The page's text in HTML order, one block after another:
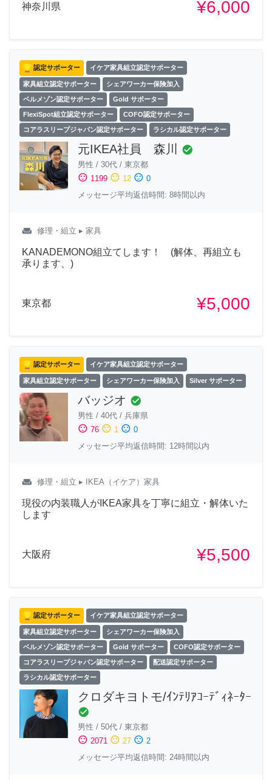
神奈川県 ¥6,000
認定サポーター イケア家具組立認定サポーター
家具組立認定サポーター シェアワーカー保険加入
ベルメゾン認定サポーター Gold サポーター
FlexiSpot組立認定サポーター COFO認定サポーター
コアラスリープジャパン認定サポーター ラシカル認定サポーター
元IKEA社員 森川 check_circle
男性 / 30代 / 東京都
sentiment_satisfied 1199 sentiment_neutral 12 sentiment_dissatisfied 0
メッセージ平均返信時間: 8時間以内
weekend 修理・組立 ▸ 家具
KANADEMONO組立てします！ (解体、再組立も
承ります、)
東京都 ¥5,000
認定サポーター イケア家具組立認定サポーター
家具組立認定サポーター シェアワーカー保険加入 Silver サポーター
バッジオ check_circle
男性 / 40代 / 兵庫県
sentiment_satisfied 76 sentiment_neutral 1 sentiment_dissatisfied 0
メッセージ平均返信時間: 12時間以内
weekend 修理・組立 ▸ IKEA（イケア）家具
現役の内装職人がIKEA家具を丁寧に組立・解体いた
します
大阪府 ¥5,500
認定サポーター イケア家具組立認定サポーター
家具組立認定サポーター シェアワーカー保険加入
ベルメゾン認定サポーター Gold サポーター COFO認定サポーター
コアラスリープジャパン認定サポーター 配送認定サポーター
ラシカル認定サポーター
クロダキヨトモ/ｲﾝﾃﾘｱｺｰﾃﾞｨﾈｰﾀｰ
check_circle
男性 / 50代 / 東京都
sentiment_satisfied 2071 sentiment_neutral 27 sentiment_dissatisfied 2
メッセージ平均返信時間: 24時間以内